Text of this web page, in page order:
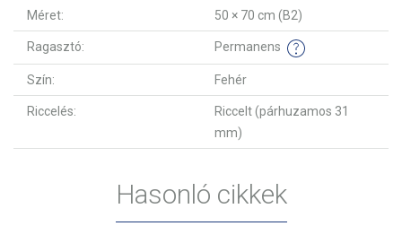
Méret: 50 × 70 cm (B2)
Ragasztó: Permanens
Szín: Fehér
Riccelés:
Riccelt (párhuzamos 31
mm)
Hasonló cikkek